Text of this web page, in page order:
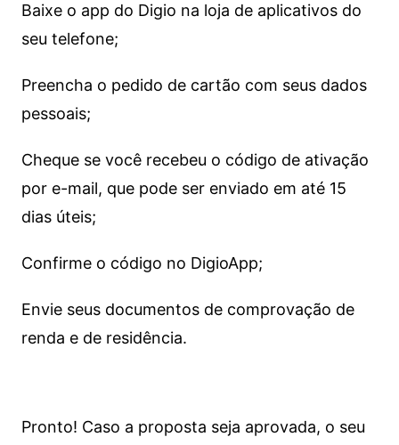
Baixe o app do Digio na loja de aplicativos do
seu telefone;
Preencha o pedido de cartão com seus dados
pessoais;
Cheque se você recebeu o código de ativação
por e-mail, que pode ser enviado em até 15
dias úteis;
Confirme o código no DigioApp;
Envie seus documentos de comprovação de
renda e de residência.
Pronto! Caso a proposta seja aprovada, o seu